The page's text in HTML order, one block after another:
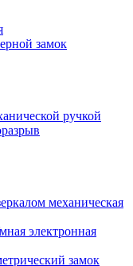
замок
ручкой
механическая
электронная
замок